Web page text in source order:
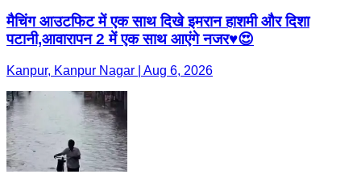
मैचिंग आउटफिट में एक साथ दिखे इमरान हाशमी और दिशा
पटानी,आवारापन 2 में एक साथ आएंगे नजर♥️😍
Kanpur, Kanpur Nagar | Aug 6, 2026